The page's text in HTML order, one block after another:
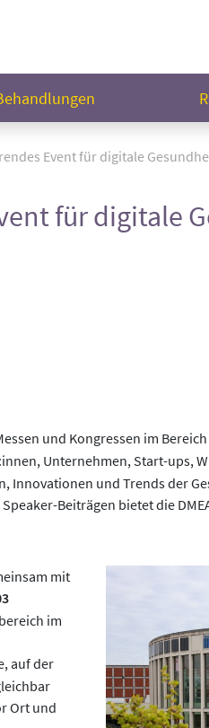
Event für digitale
für digitale
und Kongressen im
Unternehmen, Start-ups,
Innovationen und Trends der
Beiträgen bietet die
mit
im
auf der
Ort und